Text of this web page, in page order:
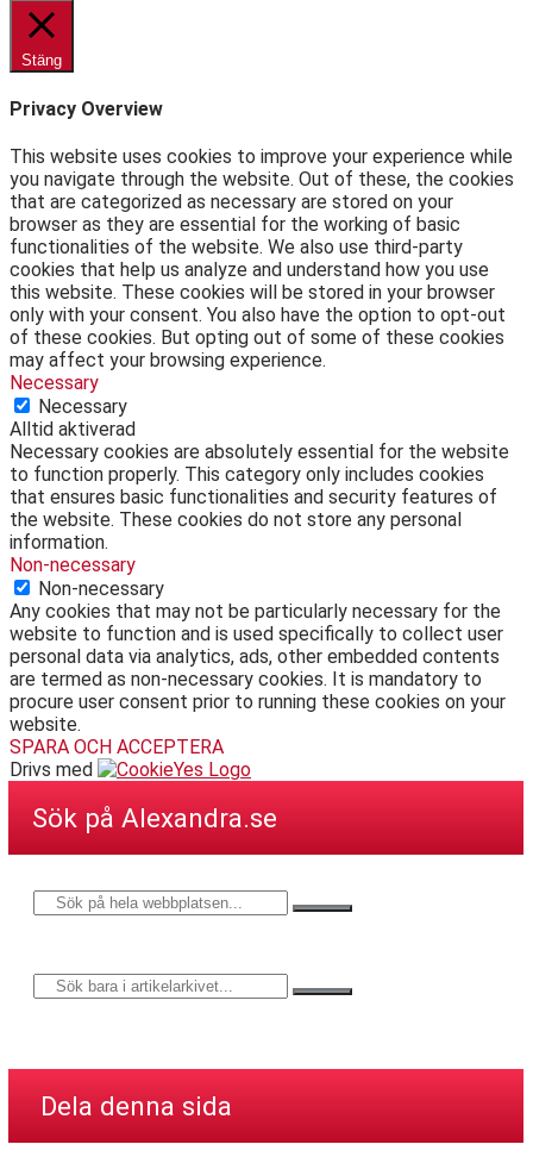
Stäng
Privacy Overview
This website uses cookies to improve your experience while
you navigate through the website. Out of these, the cookies
that are categorized as necessary are stored on your
browser as they are essential for the working of basic
functionalities of the website. We also use third-party
cookies that help us analyze and understand how you use
this website. These cookies will be stored in your browser
only with your consent. You also have the option to opt-out
of these cookies. But opting out of some of these cookies
may affect your browsing experience.
Necessary
Necessary
Alltid aktiverad
Necessary cookies are absolutely essential for the website
to function properly. This category only includes cookies
that ensures basic functionalities and security features of
the website. These cookies do not store any personal
information.
Non-necessary
Non-necessary
Any cookies that may not be particularly necessary for the
website to function and is used specifically to collect user
personal data via analytics, ads, other embedded contents
are termed as non-necessary cookies. It is mandatory to
procure user consent prior to running these cookies on your
website.
SPARA OCH ACCEPTERA
Drivs med
Sök på Alexandra.se
Dela denna sida